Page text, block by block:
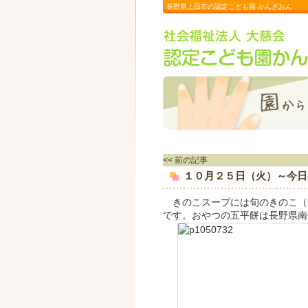
長野県上田市の認定こども園 かんぎおん
<< 前の記事
１０月２５日（火）～今
きのこスープには旬のきのこ
です。おやつの五平餅は長野県